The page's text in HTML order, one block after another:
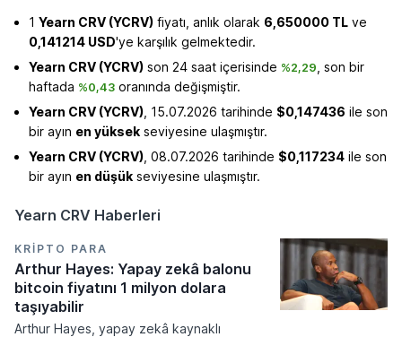
1 Yearn CRV (YCRV) fiyatı, anlık olarak 6,650000 TL ve
0,141214 USD'ye karşılık gelmektedir.
Yearn CRV (YCRV) son 24 saat içerisinde %2,29 , son bir
haftada %0,43 oranında değişmiştir.
Yearn CRV (YCRV) , 15.07.2026 tarihinde $0,147436 ile son
bir ayın en yüksek seviyesine ulaşmıştır.
Yearn CRV (YCRV) , 08.07.2026 tarihinde $0,117234 ile son
bir ayın en düşük seviyesine ulaşmıştır.
Yearn CRV Haberleri
KRIPTO PARA
Arthur Hayes: Yapay zekâ balonu
bitcoin fiyatını 1 milyon dolara
taşıyabilir
Arthur Hayes, yapay zekâ kaynaklı